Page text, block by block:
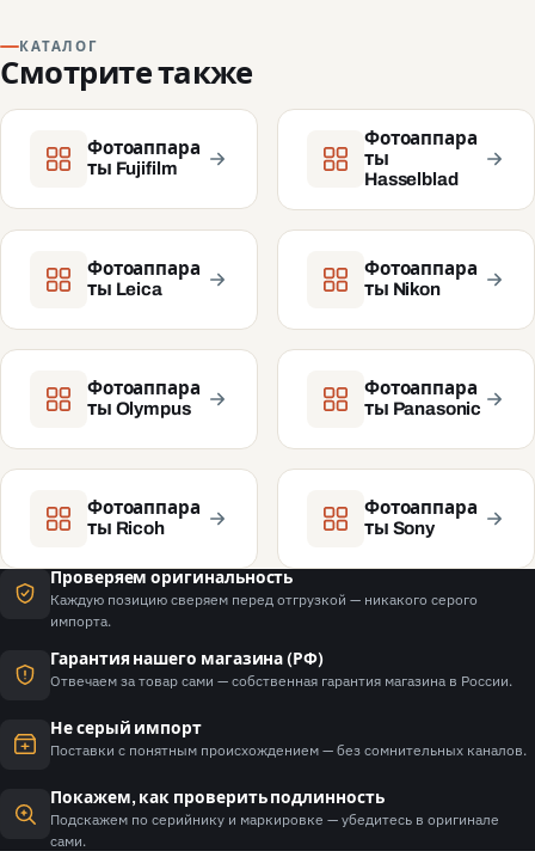
КАТАЛОГ
Смотрите также
Фотоаппара
ты Fujifilm
Фотоаппара
ты
Hasselblad
Фотоаппара
ты Leica
Фотоаппара
ты Nikon
Фотоаппара
ты Olympus
Фотоаппара
ты Panasonic
Фотоаппара
ты Ricoh
Фотоаппара
ты Sony
Проверяем оригинальность
Каждую позицию сверяем перед отгрузкой — никакого серого
импорта.
Гарантия нашего магазина (РФ)
Отвечаем за товар сами — собственная гарантия магазина в России.
Не серый импорт
Поставки с понятным происхождением — без сомнительных каналов.
Покажем, как проверить подлинность
Подскажем по серийнику и маркировке — убедитесь в оригинале
сами.